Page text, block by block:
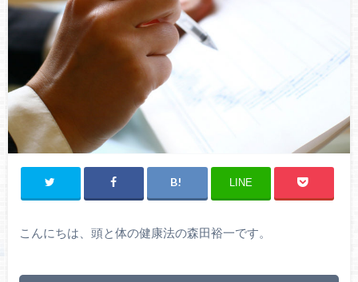
LINE
こんにちは、頭と体の健康法の森田裕一です。